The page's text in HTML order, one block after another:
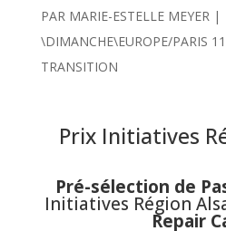
PAR MARIE-ESTELLE MEYER|
\DIMANCHE\EUROPE/PARIS
TRANSITION
Prix Initiatives
Pré-sélection de
Initiatives Région
Repair